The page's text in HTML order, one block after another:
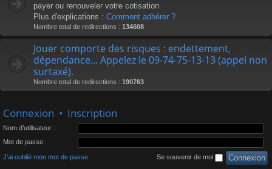
payer ou renouveler votre cotisation
Plus d'explications : Comment adhérer ?
Nombre total de redirections : 134608
Jouer comporte des risques : endettement,
dépendance... Appelez le 09-74-75-13-13 (appel non
surtaxé).
Nombre total de redirections : 190763
Connexion • Inscription
Nom d’utilisateur :
Mot de passe :
J’ai oublié mon mot de passe Se souvenir de moi